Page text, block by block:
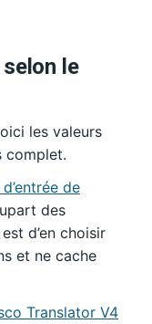
le
les valeurs
complet.
de
des
d’en choisir
et ne cache
Translator V4